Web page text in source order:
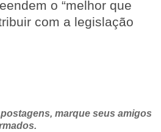
o “melhor que
com a legislação
marque seus amigos